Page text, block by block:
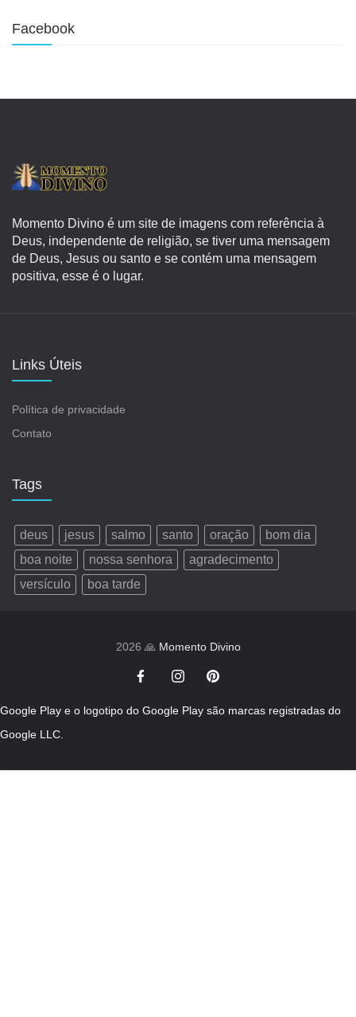
Facebook
Momento Divino é um site de imagens com referência à
Deus, independente de religião, se tiver uma mensagem
de Deus, Jesus ou santo e se contém uma mensagem
positiva, esse é o lugar.
Links Úteis
Política de privacidade
Contato
Tags
deus jesus salmo santo oração
bom dia
boa noite
nossa senhora
agradecimento
versículo
boa tarde
2026 🙏 Momento Divino
Google Play e o logotipo do Google Play são marcas registradas do
Google LLC.